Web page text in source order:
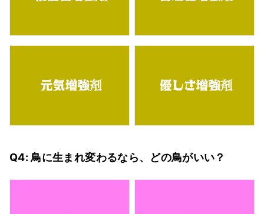
Q4: 鳥に生まれ変わるなら、どの鳥がいい？